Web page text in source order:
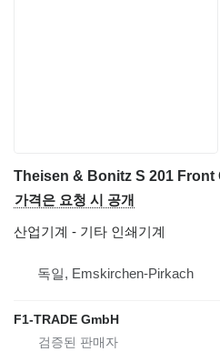
Theisen & Bonitz S 201
가격은 요청 시 공개
산업기계 - 기타 인쇄기계
독일, Emskirchen-Pirkach
F1-TRADE GmbH